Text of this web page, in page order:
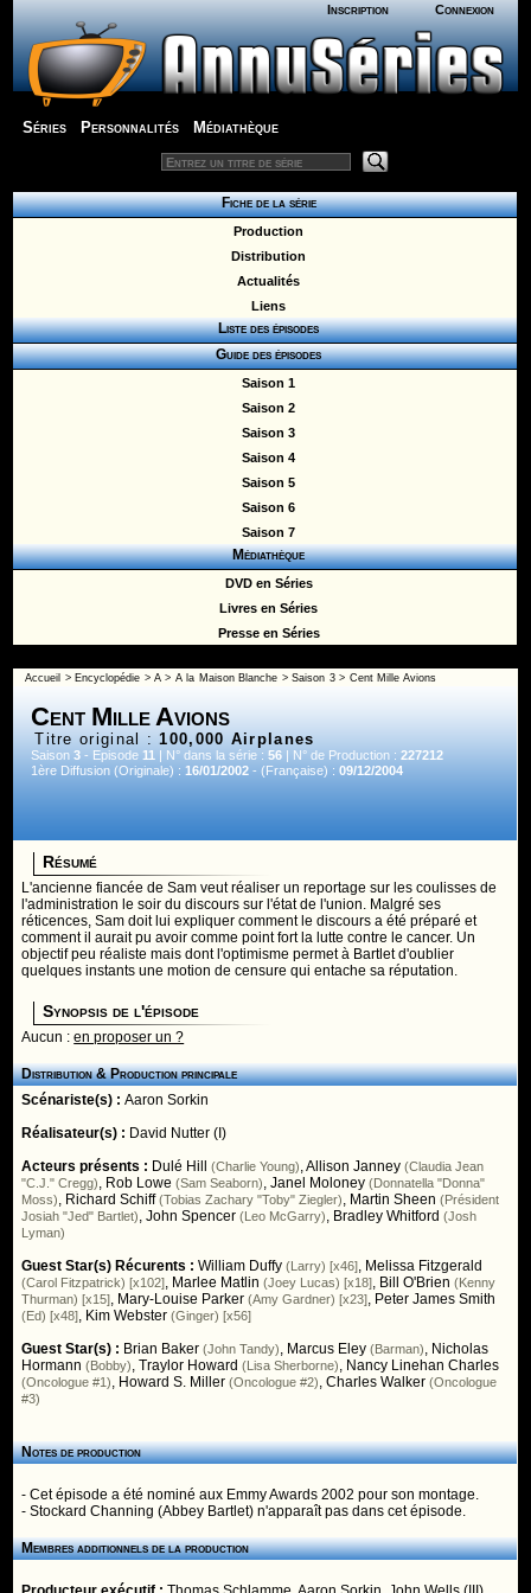
Inscription Connexion
Séries Personnalités Médiathèque
Fiche de la série
Production
Distribution
Actualités
Liens
Liste des épisodes
Guide des épisodes
Saison 1
Saison 2
Saison 3
Saison 4
Saison 5
Saison 6
Saison 7
Médiathèque
DVD en Séries
Livres en Séries
Presse en Séries
Accueil > Encyclopédie >A > A la Maison Blanche >Saison 3> Cent Mille Avions
Cent Mille Avions
Titre original :100,000 Airplanes
Saison3 - Episode11 | N° dans la série :56 | N° de Production :227212
1ère Diffusion (Originale) :16/01/2002 - (Française) :09/12/2004
Résumé
L'ancienne fiancée de Sam veut réaliser un reportage sur les coulisses de
l'administration le soir du discours sur l'état de l'union. Malgré ses
réticences, Sam doit lui expliquer comment le discours a été préparé et
comment il aurait pu avoir comme point fort la lutte contre le cancer. Un
objectif peu réaliste mais dont l'optimisme permet à Bartlet d'oublier
quelques instants une motion de censure qui entache sa réputation.
Synopsis de l'épisode
Aucun :en proposer un ?
Distribution & Production principale
Scénariste(s) :Aaron Sorkin
Réalisateur(s) : David Nutter (I)
Acteurs présents : Dulé Hill (Charlie Young),Allison Janney (Claudia Jean
"C.J." Cregg), Rob Lowe (Sam Seaborn),Janel Moloney (Donnatella "Donna"
Moss), Richard Schiff (Tobias Zachary "Toby" Ziegler), Martin Sheen (Président
Josiah "Jed" Bartlet),John Spencer (Leo McGarry), Bradley Whitford (Josh
Lyman)
Guest Star(s) Récurents :William Duffy (Larry) [x46], Melissa Fitzgerald
(Carol Fitzpatrick) [x102], Marlee Matlin (Joey Lucas) [x18], Bill O'Brien (Kenny
Thurman) [x15], Mary-Louise Parker (Amy Gardner) [x23], Peter James Smith
(Ed) [x48], Kim Webster (Ginger) [x56]
Guest Star(s) : Brian Baker (John Tandy), Marcus Eley (Barman), Nicholas
Hormann (Bobby),Traylor Howard (Lisa Sherborne), Nancy Linehan Charles
(Oncologue #1), Howard S. Miller (Oncologue #2),Charles Walker (Oncologue
#3)
Notes de production
- Cet épisode a été nominé aux Emmy Awards 2002 pour son montage.
- Stockard Channing (Abbey Bartlet) n'apparaît pas dans cet épisode.
Membres additionnels de la production